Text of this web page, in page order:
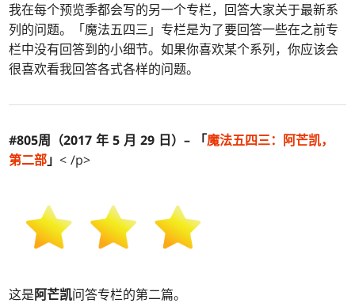
我在每个预览季都会写的另一个专栏，回答大家关于最新系
列的问题。「魔法五四三」专栏是为了要回答一些在之前专
栏中没有回答到的小细节。如果你喜欢某个系列，你应该会
很喜欢看我回答各式各样的问题。
#805周（2017 年 5 月 29 日）– 「魔法五四三： 阿芒凯，
第二部」< /p>
这是阿芒凯问答专栏的第二篇。